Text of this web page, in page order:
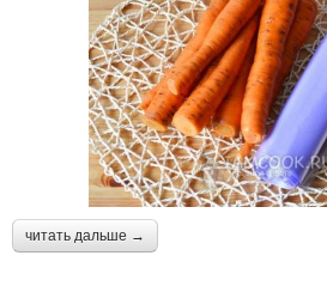
читать дальше →